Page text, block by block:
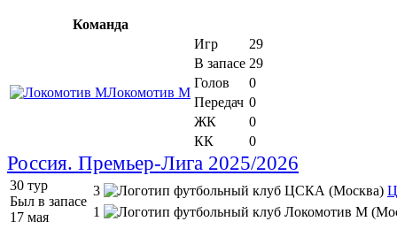
Команда
Локомотив М
Игр
29
В запасе 29
Голов
0
Передач 0
ЖК
0
КК
0
Россия. Премьер-Лига 2025/2026
30 тур
Был в запасе
17 мая
3
1